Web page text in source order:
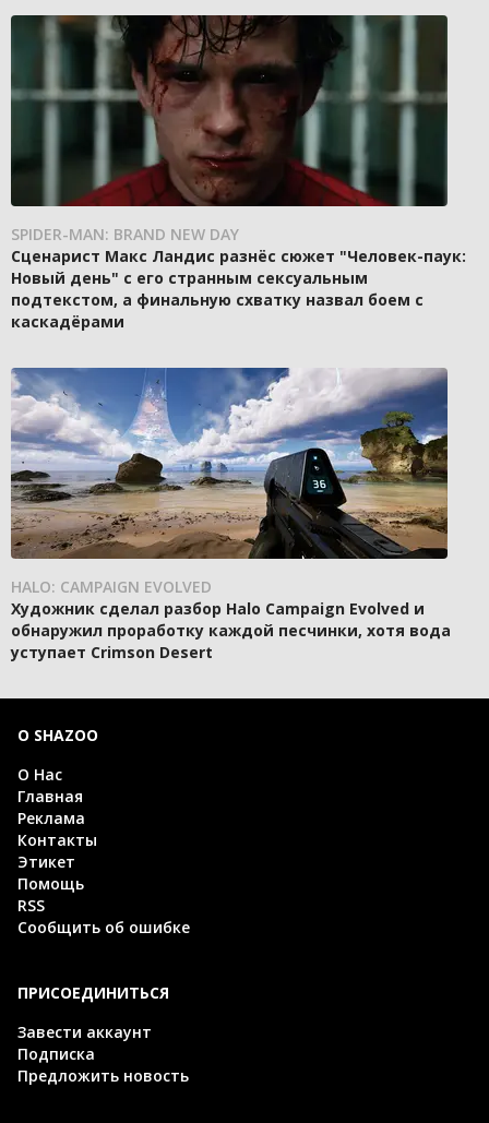
SPIDER-MAN: BRAND NEW DAY
Сценарист Макс Ландис разнёс сюжет "Человек-паук:
Новый день" с его странным сексуальным
подтекстом, а финальную схватку назвал боем с
каскадёрами
HALO: CAMPAIGN EVOLVED
Художник сделал разбор Halo Campaign Evolved и
обнаружил проработку каждой песчинки, хотя вода
уступает Crimson Desert
О SHAZOO
О Нас
Главная
Реклама
Контакты
Этикет
Помощь
RSS
Сообщить об ошибке
ПРИСОЕДИНИТЬСЯ
Завести аккаунт
Подписка
Предложить новость